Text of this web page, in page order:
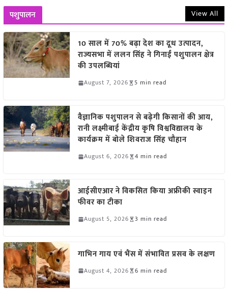
पशुपालन View All
10 साल में 70% बढ़ा देश का दूध उत्पादन,
राज्यसभा में ललन सिंह ने गिनाईं पशुपालन क्षेत्र
की उपलब्धियां
August 7, 2026 5 min read
वैज्ञानिक पशुपालन से बढ़ेगी किसानों की आय,
रानी लक्ष्मीबाई केंद्रीय कृषि विश्वविद्यालय के
कार्यक्रम में बोले शिवराज सिंह चौहान
August 6, 2026 4 min read
आईसीएआर ने विकसित किया अफ्रीकी स्वाइन
फीवर का टीका
August 5, 2026 3 min read
गाभिन गाय एवं भैंस में संभावित प्रसव के लक्षण
August 4, 2026 6 min read